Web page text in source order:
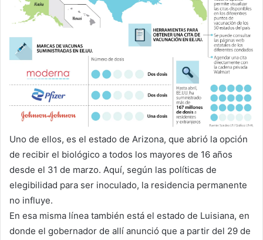
Uno de ellos, es el estado de Arizona, que abrió la opción
de recibir el biológico a todos los mayores de 16 años
desde el 31 de marzo. Aquí, según las políticas de
elegibilidad para ser inoculado, la residencia permanente
no influye.
En esa misma línea también está el estado de Luisiana, en
donde el gobernador de allí anunció que a partir del 29 de